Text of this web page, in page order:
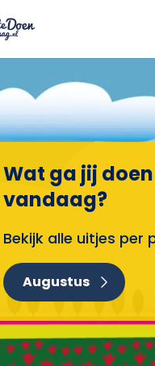
Wat ga jij doen
vandaag?
Bekijk alle uitjes per
Augustus